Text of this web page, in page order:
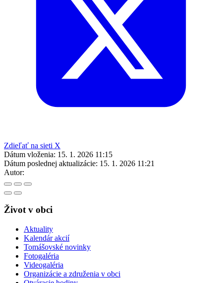
Zdieľať na sieti X
Dátum vloženia: 15. 1. 2026 11:15
Dátum poslednej aktualizácie: 15. 1. 2026 11:21
Autor:
Život v obci
Aktuality
Kalendár akcií
Tomášovské novinky
Fotogaléria
Videogaléria
Organizácie a združenia v obci